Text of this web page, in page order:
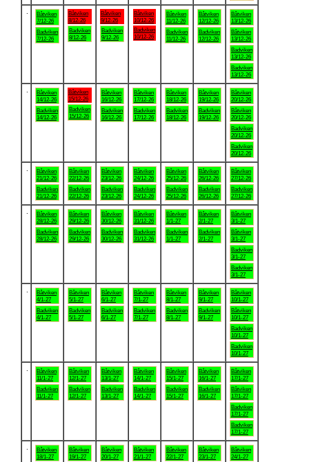
Båtviken
7/12-26
Badviken
7/12-26
Båtviken
8/12-26
Badviken
8/12-26
Båtviken
9/12-26
Badviken
9/12-26
Båtviken
10/12-26
Badviken
10/12-26
Båtviken
11/12-26
Badviken
11/12-26
Båtviken
12/12-26
Badviken
12/12-26
Båtviken
13/12-26
Båtviken
13/12-26
Badviken
13/12-26
Badviken
13/12-26
Båtviken
14/12-26
Badviken
14/12-26
Båtviken
15/12-26
Badviken
15/12-26
Båtviken
16/12-26
Badviken
16/12-26
Båtviken
17/12-26
Badviken
17/12-26
Båtviken
18/12-26
Badviken
18/12-26
Båtviken
19/12-26
Badviken
19/12-26
Båtviken
20/12-26
Båtviken
20/12-26
Badviken
20/12-26
Badviken
20/12-26
Båtviken
21/12-26
Badviken
21/12-26
Båtviken
22/12-26
Badviken
22/12-26
Båtviken
23/12-26
Badviken
23/12-26
Båtviken
24/12-26
Badviken
24/12-26
Båtviken
25/12-26
Badviken
25/12-26
Båtviken
26/12-26
Badviken
26/12-26
Båtviken
27/12-26
Badviken
27/12-26
Båtviken
28/12-26
Badviken
28/12-26
Båtviken
29/12-26
Badviken
29/12-26
Båtviken
30/12-26
Badviken
30/12-26
Båtviken
31/12-26
Badviken
31/12-26
Båtviken
1/1-27
Badviken
1/1-27
Båtviken
2/1-27
Badviken
2/1-27
Båtviken
3/1-27
Båtviken
3/1-27
Badviken
3/1-27
Badviken
3/1-27
Båtviken
4/1-27
Badviken
4/1-27
Båtviken
5/1-27
Badviken
5/1-27
Båtviken
6/1-27
Badviken
6/1-27
Båtviken
7/1-27
Badviken
7/1-27
Båtviken
8/1-27
Badviken
8/1-27
Båtviken
9/1-27
Badviken
9/1-27
Båtviken
10/1-27
Båtviken
10/1-27
Badviken
10/1-27
Badviken
10/1-27
Båtviken
11/1-27
Badviken
11/1-27
Båtviken
12/1-27
Badviken
12/1-27
Båtviken
13/1-27
Badviken
13/1-27
Båtviken
14/1-27
Badviken
14/1-27
Båtviken
15/1-27
Badviken
15/1-27
Båtviken
16/1-27
Badviken
16/1-27
Båtviken
17/1-27
Båtviken
17/1-27
Badviken
17/1-27
Badviken
17/1-27
Båtviken
18/1-27
Båtviken
19/1-27
Båtviken
20/1-27
Båtviken
21/1-27
Båtviken
22/1-27
Båtviken
23/1-27
Båtviken
24/1-27